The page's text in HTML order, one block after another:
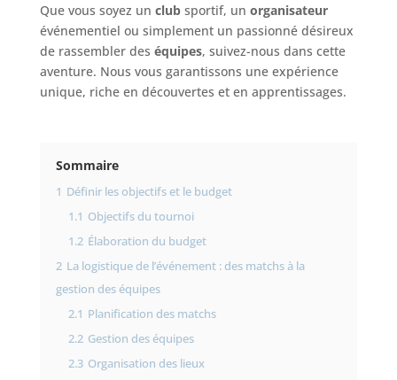
Que vous soyez un clubsportif, un organisateur
événementiel ou simplement un passionné désireux
de rassembler des équipes, suivez-nous dans cette
aventure. Nous vous garantissons une expérience
unique, riche en découvertes et en apprentissages.
Sommaire
1 Définir les objectifs et le budget
1.1 Objectifs du tournoi
1.2 Élaboration du budget
2 La logistique de l’événement : des matchs à la
gestion des équipes
2.1 Planification des matchs
2.2 Gestion des équipes
2.3 Organisation des lieux